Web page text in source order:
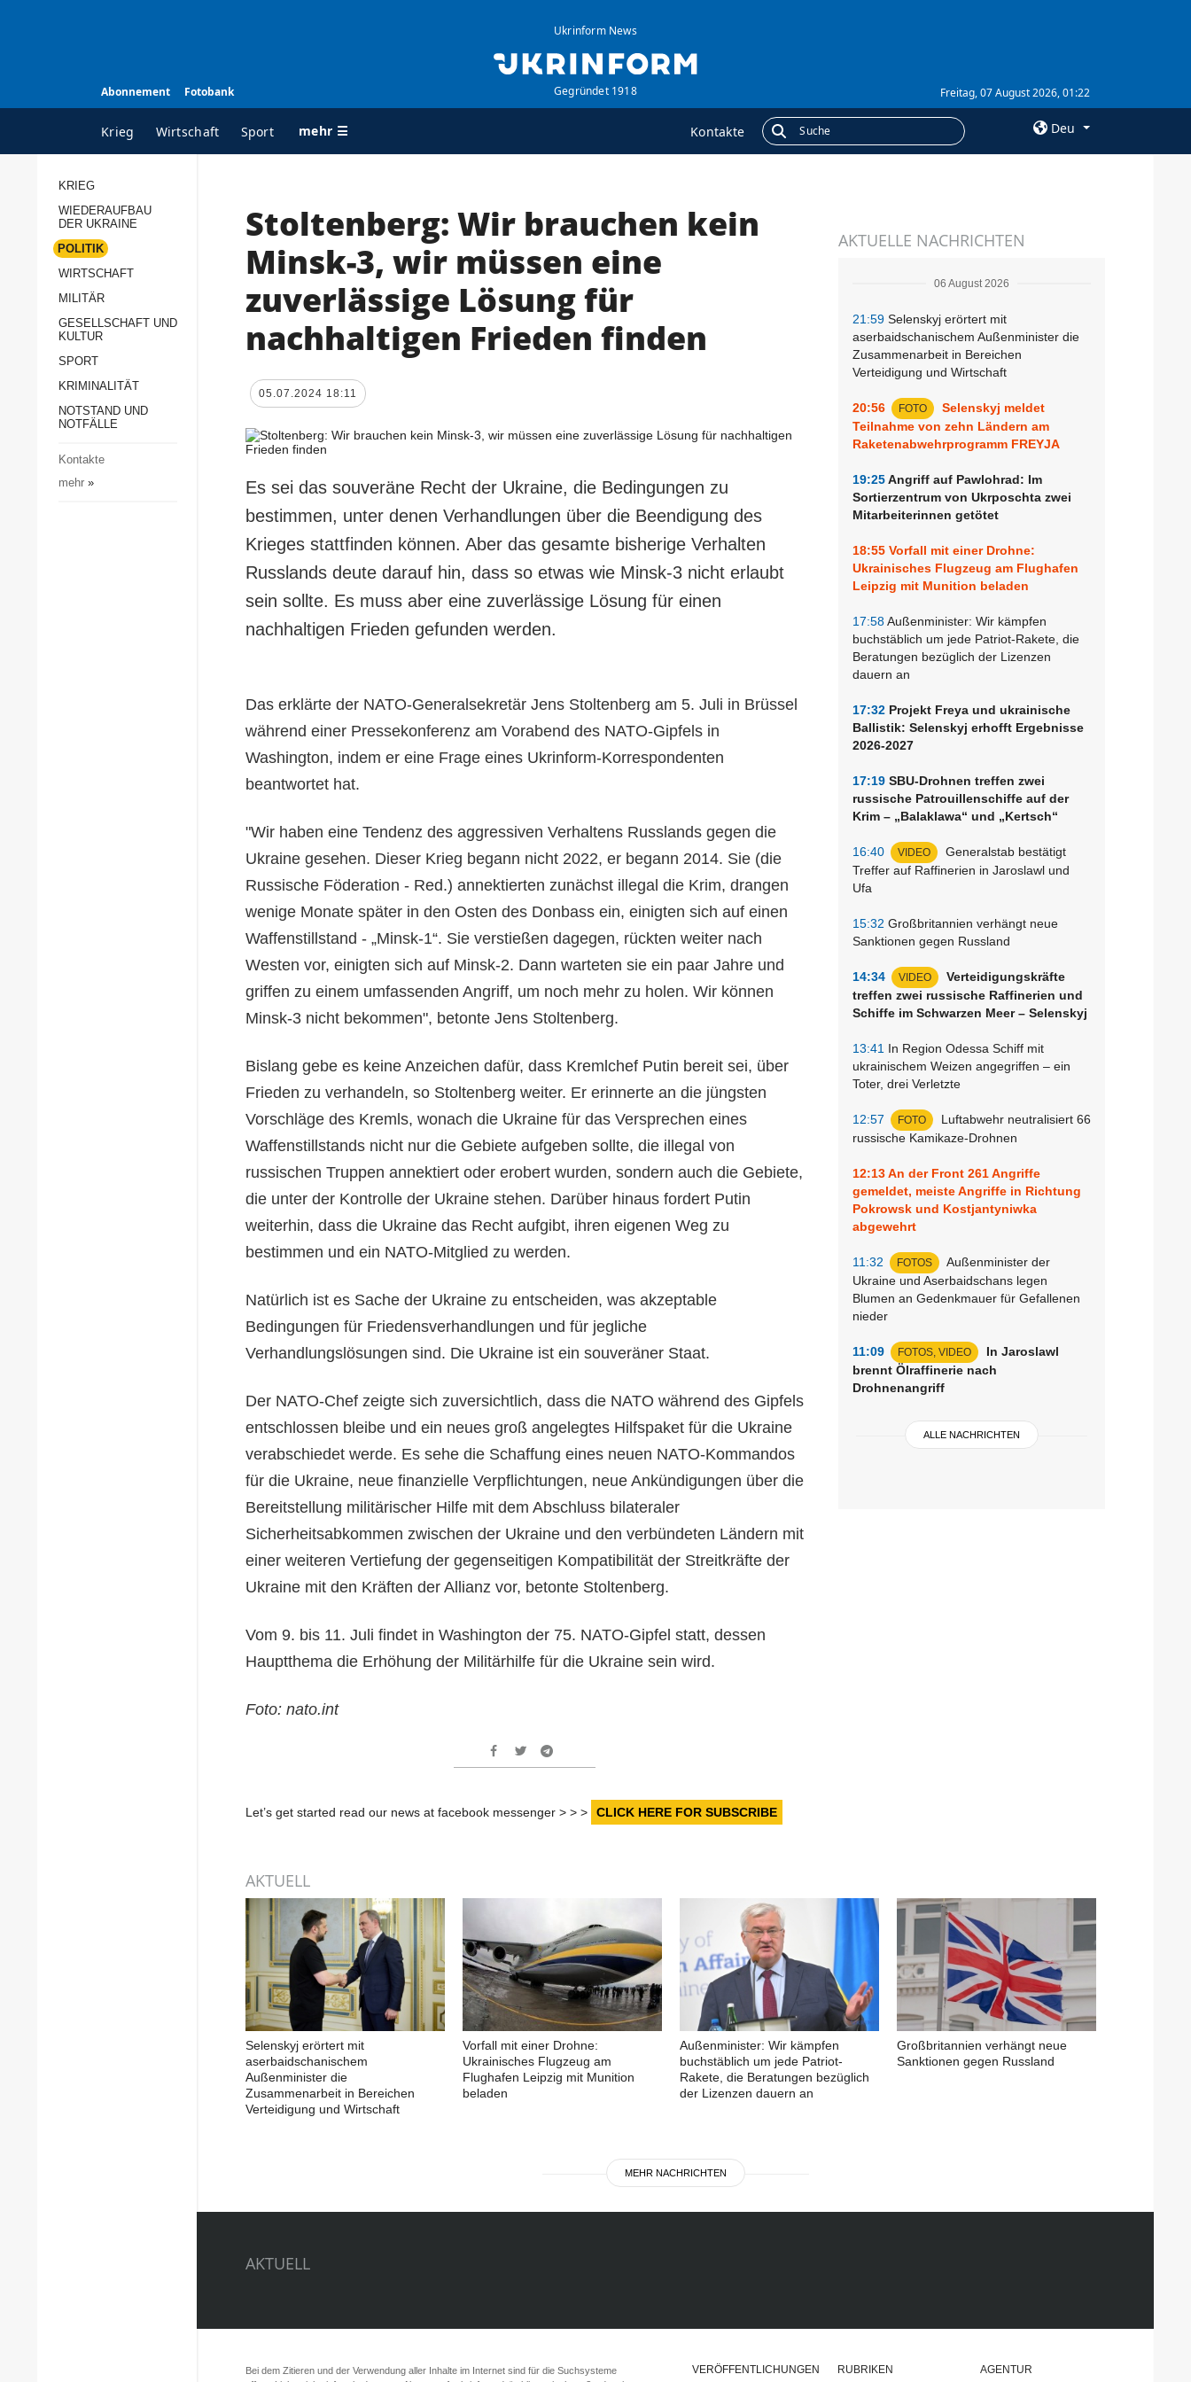
Abonnement Fotobank
Ukrinform News
Gegründet 1918 Freitag, 07 August 2026, 01:22
Krieg Wirtschaft Sport mehr ☰ Kontakte Deu
ALLE RUBRIKEN
Wiederaufbau der
Politik
Militär
Gesellschaft und Kultur
Notstand und Notfälle
AGENTUR
Über uns
Kontakte
services
Politik zur Vertraulichkeit
und zum Schutz
ZUSÄTZLICH
Interview
Video
Abonnement
KRIEG
WIEDERAUFBAU
DER UKRAINE
POLITIK
WIRTSCHAFT
MILITÄR
GESELLSCHAFT UND
KULTUR
SPORT
KRIMINALITÄT
NOTSTAND UND
NOTFÄLLE
Kontakte
mehr»
AKTUELLE NACHRICHTEN
06 August 2026
21:59 Selenskyj erörtert mit
aserbaidschanischem Außenminister die
Zusammenarbeit in Bereichen
Verteidigung und Wirtschaft
20:56 FOTO
Selenskyj meldet
Teilnahme von zehn Ländern am
Raketenabwehrprogramm FREYJA
19:25Angriff auf Pawlohrad: Im
Sortierzentrum von Ukrposchta zwei
Mitarbeiterinnen getötet
18:55 Vorfall mit einer Drohne:
Ukrainisches Flugzeug am Flughafen
Leipzig mit Munition beladen
17:58Außenminister: Wir kämpfen
buchstäblich um jede Patriot-Rakete, die
Beratungen bezüglich der Lizenzen
dauern an
17:32 Projekt Freya und ukrainische
Ballistik: Selenskyj erhofft Ergebnisse
2026-2027
17:19 SBU-Drohnen treffen zwei
russische Patrouillenschiffe auf der
Krim – „Balaklawa“ und „Kertsch“
16:40 VIDEO
Generalstab bestätigt
Treffer auf Raffinerien in Jaroslawl und
Ufa
15:32 Großbritannien verhängt neue
Sanktionen gegen Russland
14:34 VIDEO
Verteidigungskräfte
treffen zwei russische Raffinerien und
Schiffe im Schwarzen Meer – Selenskyj
13:41 In Region Odessa Schiff mit
ukrainischem Weizen angegriffen – ein
Toter, drei Verletzte
12:57 FOTO
Luftabwehr neutralisiert 66
russische Kamikaze-Drohnen
12:13An der Front 261 Angriffe
gemeldet, meiste Angriffe in Richtung
Pokrowsk und Kostjantyniwka
abgewehrt
11:32 FOTOS
Außenminister der
Ukraine und Aserbaidschans legen
Blumen an Gedenkmauer für Gefallenen
nieder
11:09 FOTOS, VIDEO
In Jaroslawl
brennt Ölraffinerie nach
Drohnenangriff
ALLE NACHRICHTEN
Stoltenberg: Wir brauchen kein
Minsk-3, wir müssen eine
zuverlässige Lösung für
nachhaltigen Frieden finden
05.07.2024 18:11
Es sei das souveräne Recht der Ukraine, die Bedingungen zu
bestimmen, unter denen Verhandlungen über die Beendigung des
Krieges stattfinden können. Aber das gesamte bisherige Verhalten
Russlands deute darauf hin, dass so etwas wie Minsk-3 nicht erlaubt
sein sollte. Es muss aber eine zuverlässige Lösung für einen
nachhaltigen Frieden gefunden werden.
Das erklärte der NATO-Generalsekretär Jens Stoltenberg am 5. Juli in Brüssel
während einer Pressekonferenz am Vorabend des NATO-Gipfels in
Washington, indem er eine Frage eines Ukrinform-Korrespondenten
beantwortet hat.
"Wir haben eine Tendenz des aggressiven Verhaltens Russlands gegen die
Ukraine gesehen. Dieser Krieg begann nicht 2022, er begann 2014. Sie (die
Russische Föderation - Red.) annektierten zunächst illegal die Krim, drangen
wenige Monate später in den Osten des Donbass ein, einigten sich auf einen
Waffenstillstand - „Minsk-1“. Sie verstießen dagegen, rückten weiter nach
Westen vor, einigten sich auf Minsk-2. Dann warteten sie ein paar Jahre und
griffen zu einem umfassenden Angriff, um noch mehr zu holen. Wir können
Minsk-3 nicht bekommen", betonte Jens Stoltenberg.
Bislang gebe es keine Anzeichen dafür, dass Kremlchef Putin bereit sei, über
Frieden zu verhandeln, so Stoltenberg weiter. Er erinnerte an die jüngsten
Vorschläge des Kremls, wonach die Ukraine für das Versprechen eines
Waffenstillstands nicht nur die Gebiete aufgeben sollte, die illegal von
russischen Truppen annektiert oder erobert wurden, sondern auch die Gebiete,
die unter der Kontrolle der Ukraine stehen. Darüber hinaus fordert Putin
weiterhin, dass die Ukraine das Recht aufgibt, ihren eigenen Weg zu
bestimmen und ein NATO-Mitglied zu werden.
Natürlich ist es Sache der Ukraine zu entscheiden, was akzeptable
Bedingungen für Friedensverhandlungen und für jegliche
Verhandlungslösungen sind. Die Ukraine ist ein souveräner Staat.
Der NATO-Chef zeigte sich zuversichtlich, dass die NATO während des Gipfels
entschlossen bleibe und ein neues groß angelegtes Hilfspaket für die Ukraine
verabschiedet werde. Es sehe die Schaffung eines neuen NATO-Kommandos
für die Ukraine, neue finanzielle Verpflichtungen, neue Ankündigungen über die
Bereitstellung militärischer Hilfe mit dem Abschluss bilateraler
Sicherheitsabkommen zwischen der Ukraine und den verbündeten Ländern mit
einer weiteren Vertiefung der gegenseitigen Kompatibilität der Streitkräfte der
Ukraine mit den Kräften der Allianz vor, betonte Stoltenberg.
Vom 9. bis 11. Juli findet in Washington der 75. NATO-Gipfel statt, dessen
Hauptthema die Erhöhung der Militärhilfe für die Ukraine sein wird.
Foto: nato.int
Let’s get started read our news at facebook messenger > > > CLICK HERE FOR SUBSCRIBE
AKTUELL
Selenskyj erörtert mit
aserbaidschanischem
Außenminister die
Zusammenarbeit in Bereichen
Verteidigung und Wirtschaft
Vorfall mit einer Drohne:
Ukrainisches Flugzeug am
Flughafen Leipzig mit Munition
beladen
Außenminister: Wir kämpfen
buchstäblich um jede Patriot-
Rakete, die Beratungen bezüglich
der Lizenzen dauern an
Großbritannien verhängt neue
Sanktionen gegen Russland
MEHR NACHRICHTEN
AKTUELL
RUBRIKEN AGENTUR
VERÖFFENTLICHUNGEN
Bei dem Zitieren und der Verwendung aller Inhalte im Internet sind für die Suchsysteme